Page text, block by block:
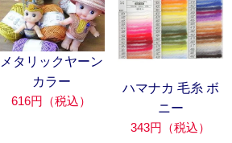
メタリックヤーン
カラー
616円（税込）
ハマナカ 毛糸 ボ
ニー
343円（税込）